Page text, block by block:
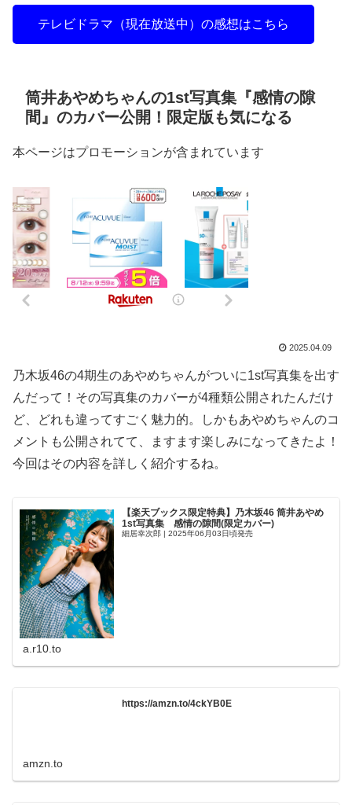
テレビドラマ（現在放送中）の感想はこちら
筒井あやめちゃんの1st写真集『感情の隙
間』のカバー公開！限定版も気になる
本ページはプロモーションが含まれています
2025.04.09
乃木坂46の4期生のあやめちゃんがついに1st写真集を出す
んだって！その写真集のカバーが4種類公開されたんだけ
ど、どれも違ってすごく魅力的。しかもあやめちゃんのコ
メントも公開されてて、ますます楽しみになってきたよ！
今回はその内容を詳しく紹介するね。
【楽天ブックス限定特典】乃木坂46 筒井あやめ
1st写真集 感情の隙間(限定カバー)
細居幸次郎 | 2025年06月03日頃発売
a.r10.to
https://amzn.to/4ckYB0E
amzn.to